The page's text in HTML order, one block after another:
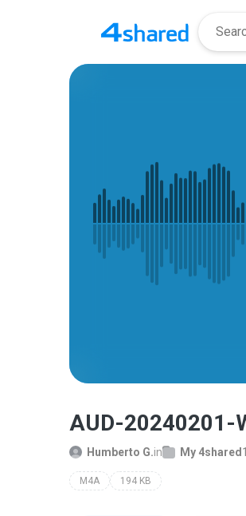
AUD-20240201-
Humberto G.in My 4shared
M4A 194 KB